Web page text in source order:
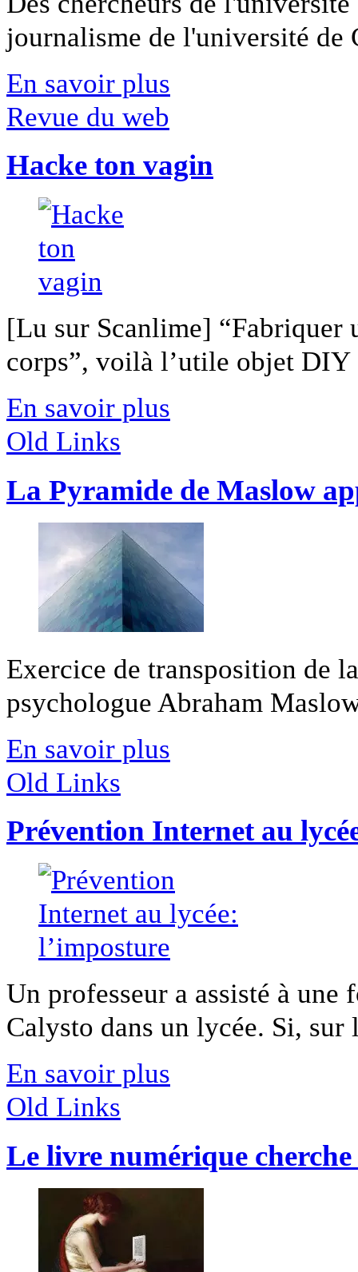
journalisme de l'université
En savoir plus
Revue du web
Hacke ton vagin
[Lu sur Scanlime] “Fabriquer
corps”, voilà l’utile objet
En savoir plus
Old Links
La Pyramide de Maslow
Exercice de transposition de
psychologue Abraham
En savoir plus
Old Links
Prévention Internet au
Un professeur a assisté à une
Calysto dans un lycée. Si,
En savoir plus
Old Links
Le livre numérique cherche